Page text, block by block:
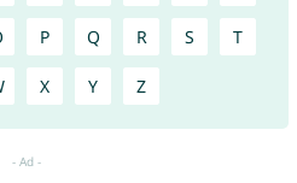
P Q R S T
X Y Z